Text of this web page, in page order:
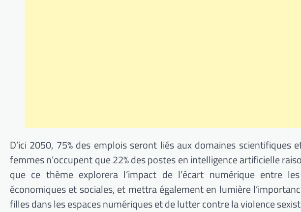
D’ici 2050, 75%des emplois seront liés aux domaines scientifiques
femmes n’occupent que22%des postes en intelligence artificielle
que ce thème explorera l’impact de l’écart numérique entre
économiques et sociales, et mettra également en lumière
filles dans les espaces numériques et de lutter contre la violence